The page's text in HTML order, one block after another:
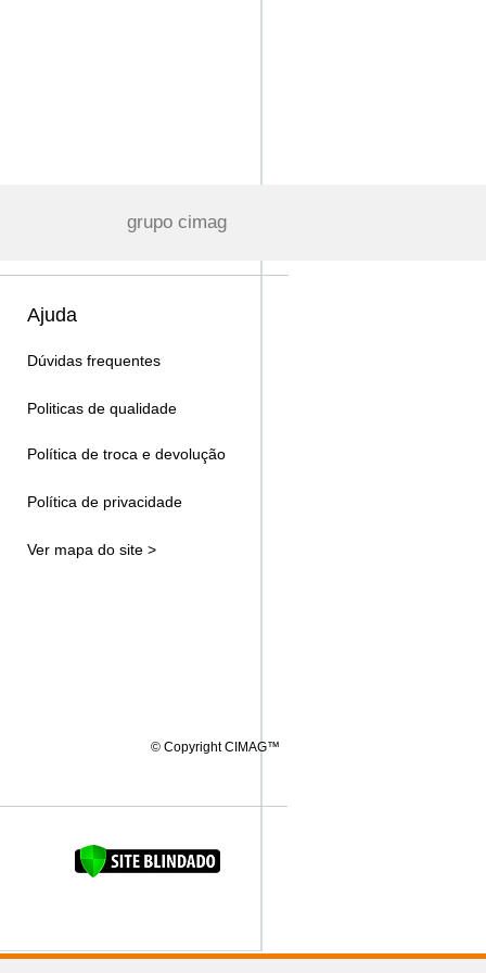
grupo cimag
Ajuda
Dúvidas frequentes
Politicas de qualidade
Política de troca e devolução
Política de privacidade
Ver mapa do site >
© Copyright CIMAG™